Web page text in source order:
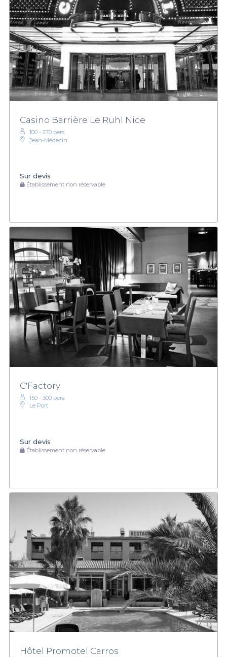
Casino Barrière Le Ruhl Nice
100 - 270 pers.
Jean-Médecin
Sur devis
Établissement non réservable
C'Factory
150 - 300 pers.
Le Port
Sur devis
Établissement non réservable
Hôtel Promotel Carros